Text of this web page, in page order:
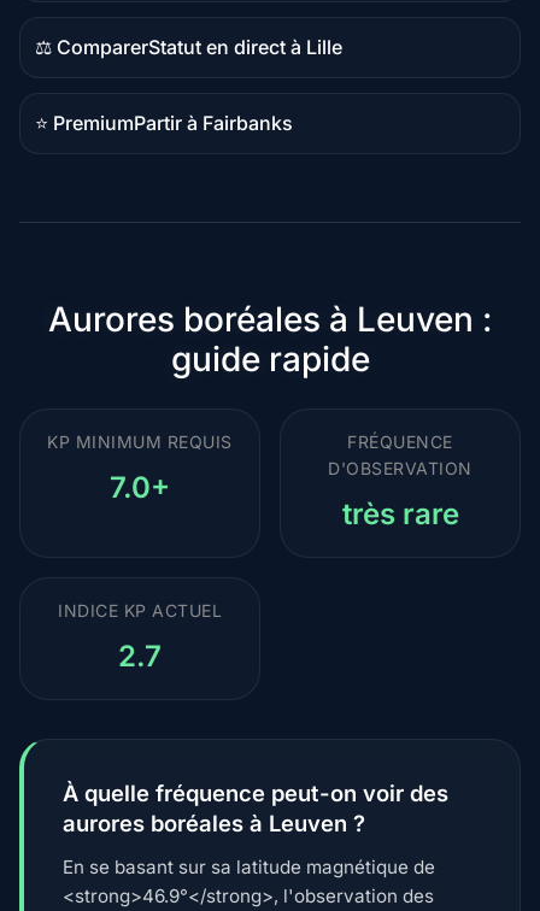
comparatif
⚖️ Comparer
Contenu
comparatif
Statut en direct à Lille
⭐ Premium
Destination
Partir à Fairbanks
Aurores boréales à Leuven :
guide rapide
KP MINIMUM REQUIS
7.0+
FRÉQUENCE
D'OBSERVATION
très rare
INDICE KP ACTUEL
2.7
À quelle fréquence peut-on voir des
aurores boréales à Leuven ?
En se basant sur sa latitude magnétique de
<strong>46.9°</strong>, l'observation des